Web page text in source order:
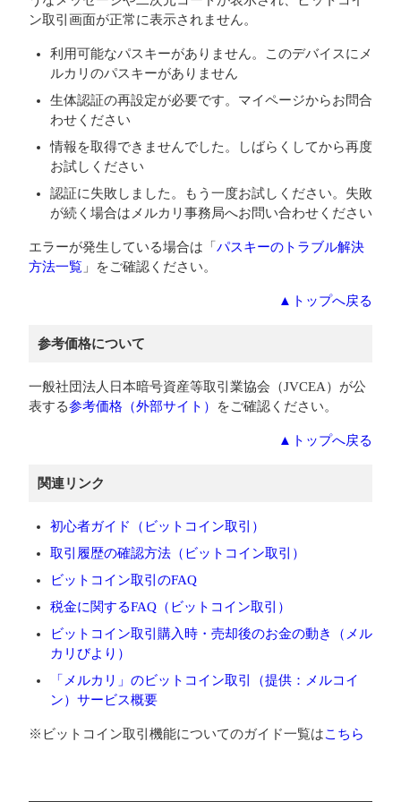
ン取引画面が正常に表示されません。
利用可能なパスキーがありません。このデバイスにメ
ルカリのパスキーがありません
生体認証の再設定が必要です。マイページからお問合
わせください
情報を取得できませんでした。しばらくしてから再度
お試しください
認証に失敗しました。もう一度お試しください。失敗
が続く場合はメルカリ事務局へお問い合わせください
エラーが発生している場合は「 パスキーのトラブル解決
方法一覧 」をご確認ください。
▲トップへ戻る
参考価格について
一般社団法人日本暗号資産等取引業協会（JVCEA）が公
表する参考価格（外部サイト） をご確認ください。
▲トップへ戻る
関連リンク
初心者ガイド（ビットコイン取引）
取引履歴の確認方法（ビットコイン取引）
ビットコイン取引のFAQ
税金に関するFAQ（ビットコイン取引）
ビットコイン取引購入時・売却後のお金の動き（メル
カリびより）
「メルカリ」のビットコイン取引（提供：メルコイ
ン）サービス概要
※ビットコイン取引機能についてのガイド一覧はこちら